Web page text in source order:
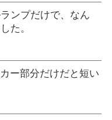
ンプだけで、なん
た。
ー部分だけだと短い